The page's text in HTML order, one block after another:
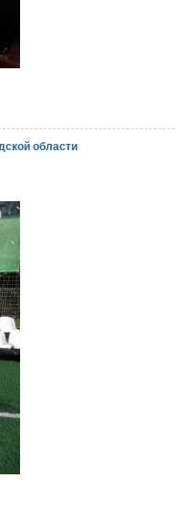
области